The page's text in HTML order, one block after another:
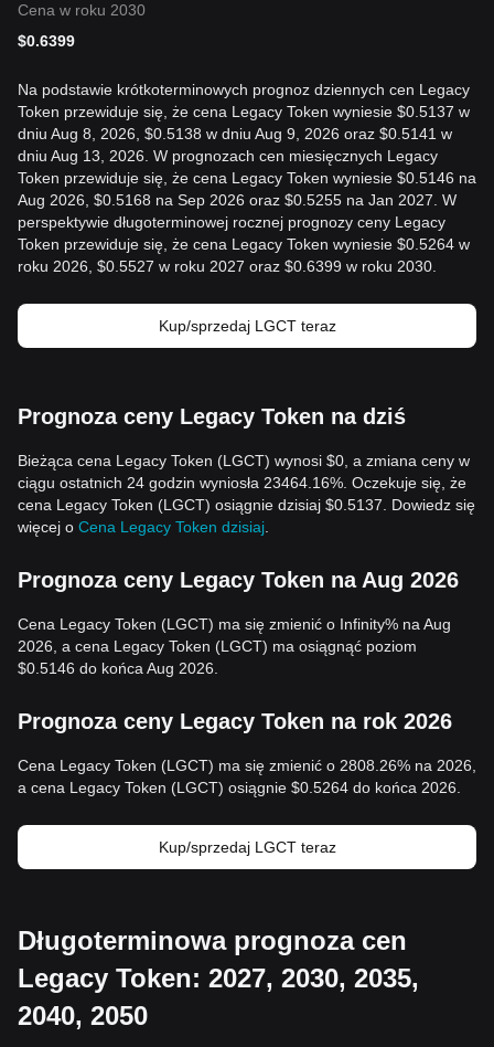
Cena w roku 2030
$0.6399
Na podstawie krótkoterminowych prognoz dziennych cen Legacy
Token przewiduje się, że cena Legacy Token wyniesie $0.5137 w
dniu Aug 8, 2026, $0.5138 w dniu Aug 9, 2026 oraz $0.5141 w
dniu Aug 13, 2026. W prognozach cen miesięcznych Legacy
Token przewiduje się, że cena Legacy Token wyniesie $0.5146 na
Aug 2026, $0.5168 na Sep 2026 oraz $0.5255 na Jan 2027. W
perspektywie długoterminowej rocznej prognozy ceny Legacy
Token przewiduje się, że cena Legacy Token wyniesie $0.5264 w
roku 2026, $0.5527 w roku 2027 oraz $0.6399 w roku 2030.
Kup/sprzedaj LGCT teraz
Prognoza ceny Legacy Token na dziś
Bieżąca cena Legacy Token (LGCT) wynosi $0, a zmiana ceny w
ciągu ostatnich 24 godzin wyniosła 23464.16%. Oczekuje się, że
cena Legacy Token (LGCT) osiągnie dzisiaj $0.5137. Dowiedz się
więcej o Cena Legacy Token dzisiaj
Prognoza ceny Legacy Token na Aug 2026
Cena Legacy Token (LGCT) ma się zmienić o Infinity% na Aug
2026, a cena Legacy Token (LGCT) ma osiągnąć poziom
$0.5146 do końca Aug 2026.
Prognoza ceny Legacy Token na rok 2026
Cena Legacy Token (LGCT) ma się zmienić o 2808.26% na 2026,
a cena Legacy Token (LGCT) osiągnie $0.5264 do końca 2026.
Kup/sprzedaj LGCT teraz
Długoterminowa prognoza cen
Legacy Token: 2027, 2030, 2035,
2040, 2050